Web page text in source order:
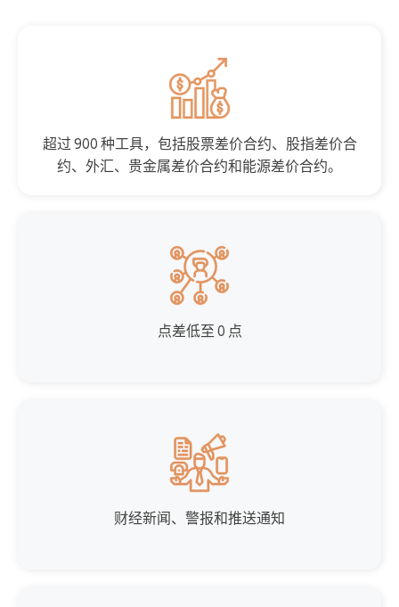
超过 900 种工具，包括股票差价合约、股指差价合
约、外汇、贵金属差价合约和能源差价合约。
点差低至 0 点
财经新闻、警报和推送通知